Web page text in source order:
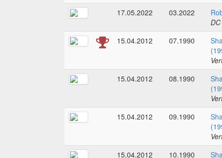
17.05.2022
03.2022
15.04.2012
07.1990
15.04.2012
08.1990
15.04.2012
09.1990
15.04.2012
10.1990